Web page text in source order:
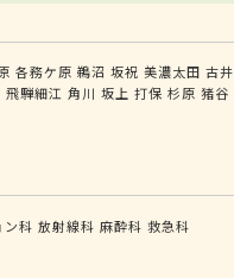
各務ケ原 鵜沼 坂祝 美濃太田 古井
飛騨細江 角川 坂上 打保 杉原 猪谷
ン科 放射線科 麻酔科 救急科